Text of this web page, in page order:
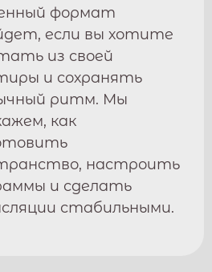
формат
если вы хотите
из своей
и сохранять
ритм. Мы
как
настроить
и сделать
стабильными.